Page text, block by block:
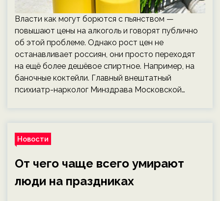
Власти как могут борются с пьянством —
повышают цены на алкоголь и говорят публично
об этой проблеме. Однако рост цен не
останавливает россиян, они просто переходят
на ещё более дешёвое спиртное. Например, на
баночные коктейли. Главный внештатный
психиатр-нарколог Минздрава Московской…
Новости
От чего чаще всего умирают
люди на праздниках